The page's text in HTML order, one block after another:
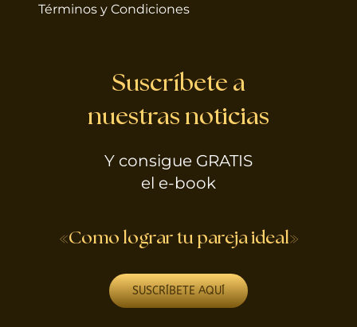
Términos y Condiciones
Suscríbete a
nuestras noticias
Y consigue GRATIS
el e-book
«Como lograr tu pareja ideal»
SUSCRÍBETE AQUÍ